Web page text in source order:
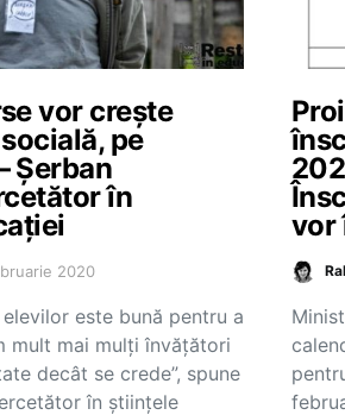
vor crește
pe
Șerban
în
2020
este bună pentru a
mult mai mulți învățători
decât se crede”, spune
în științele
vor